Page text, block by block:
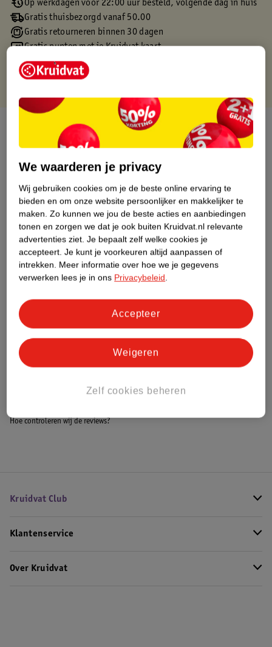
Op werkdagen voor 22:00 uur besteld, volgende dag in huis
Gratis thuisbezorgd vanaf 50.00
Gratis retourneren binnen 30 dagen
Gratis punten met je Kruidvat kaart
Over dit product
Etiketinformatie
Nature Impact Score
Dit product heeft (nog) geen Nature
Impact Score.
Meer informatie
Bestel & Bezorginformatie
Bekijk ook
Maybelline Alle Concealer
Hoe controleren wij de reviews?
Kruidvat Club
Klantenservice
Over Kruidvat
We waarderen je privacy
Wij gebruiken cookies om je de beste online ervaring te
bieden en om onze website persoonlijker en makkelijker te
maken. Zo kunnen we jou de beste acties en aanbiedingen
tonen en zorgen we dat je ook buiten Kruidvat.nl relevante
advertenties ziet. Je bepaalt zelf welke cookies je
accepteert. Je kunt je voorkeuren altijd aanpassen of
intrekken. Meer informatie over hoe we je gegevens
verwerken lees je in ons Privacybeleid.
Zelf cookies beheren
Weigeren
Accepteer